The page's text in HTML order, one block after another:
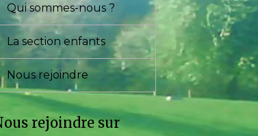
Qui sommes-nous ?
La section enfants
Nous rejoindre
rejoindre sur